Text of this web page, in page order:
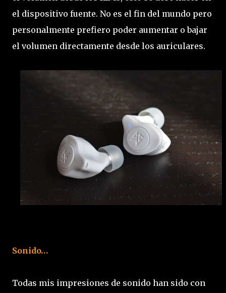
el dispositivo fuente. No es el fin del mundo pero
personalmente prefiero poder aumentar o bajar
el volumen directamente desde los auriculares.
Sonido…
Todas mis impresiones de sonido han sido con